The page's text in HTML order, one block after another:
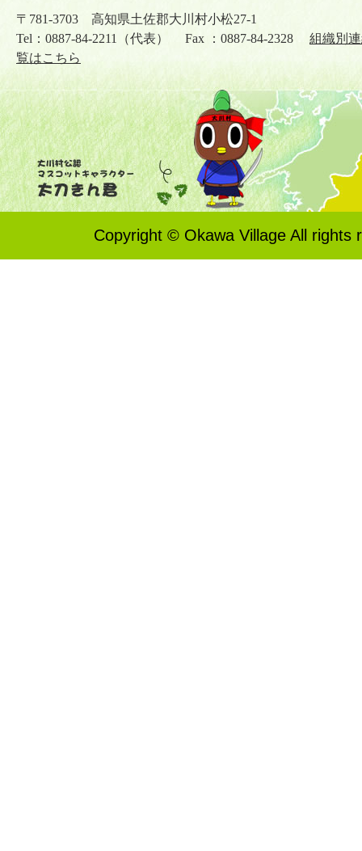
〒781-3703 高知県土佐郡大川村小松27-1
Tel：0887-84-2211（代表） Fax ：0887-84-2328 組織別
覧はこちら
Copyright © Okawa Village All rights